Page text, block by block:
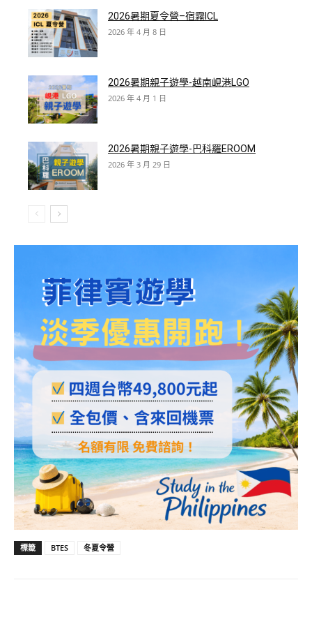
2026暑期夏令營–宿霧ICL
2026 年 4 月 8 日
2026暑期親子遊學-越南峴港LGO
2026 年 4 月 1 日
2026暑期親子遊學-巴科羅EROOM
2026 年 3 月 29 日
標籤 BTES 冬夏令營